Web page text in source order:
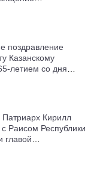
поздравление
Казанскому
летием со дня
Кирилл
с Раисом Республики
главой